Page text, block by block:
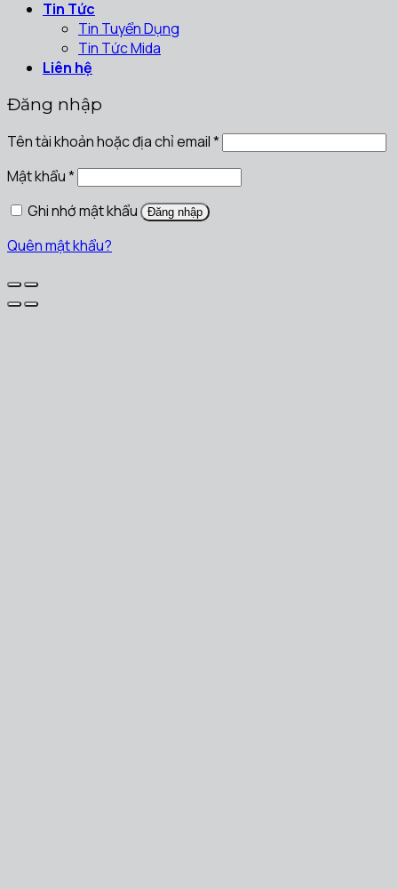
Tin Tức
Tin Tuyển Dụng
Tin Tức Mida
Liên hệ
Đăng nhập
Tên tài khoản hoặc địa chỉ email*
Mật khẩu*
Ghi nhớ mật khẩu
Đăng nhập
Quên mật khẩu?